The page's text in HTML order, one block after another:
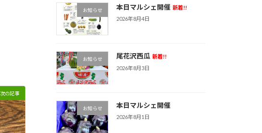
次の記事
お知らせ 本日マルシェ開催 新着!!
2026年8月4日
お知らせ 尾花沢西瓜 新着!!
2026年8月3日
お知らせ 本日マルシェ開催
2026年8月1日